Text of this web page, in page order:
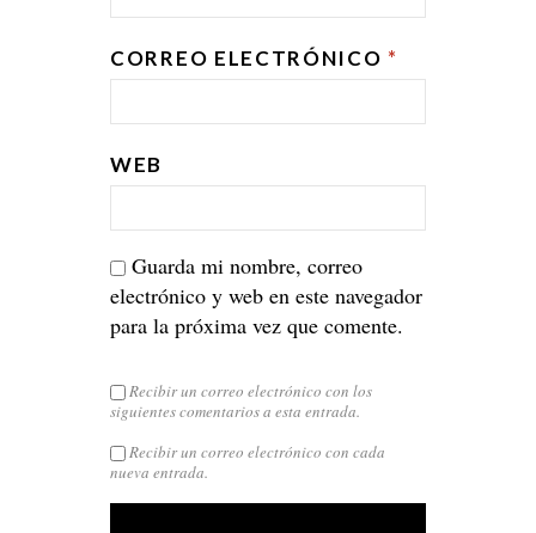
CORREO ELECTRÓNICO *
WEB
Guarda mi nombre, correo
electrónico y web en este navegador
para la próxima vez que comente.
Recibir un correo electrónico con los
siguientes comentarios a esta entrada.
Recibir un correo electrónico con cada
nueva entrada.